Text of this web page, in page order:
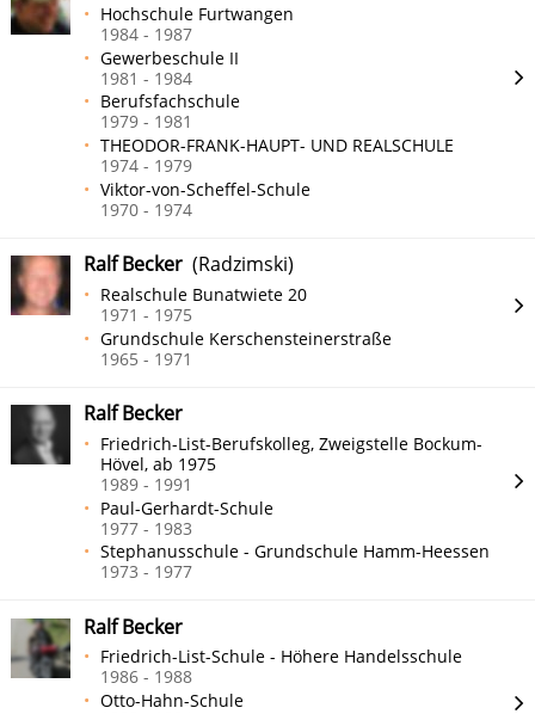
Hochschule Furtwangen
1984 - 1987
Gewerbeschule II
1981 - 1984
Berufsfachschule
1979 - 1981
THEODOR-FRANK-HAUPT- UND REALSCHULE
1974 - 1979
Viktor-von-Scheffel-Schule
1970 - 1974
Ralf Becker (Radzimski)
Realschule Bunatwiete 20
1971 - 1975
Grundschule Kerschensteinerstraße
1965 - 1971
Ralf Becker
Friedrich-List-Berufskolleg, Zweigstelle Bockum-
Hövel, ab 1975
1989 - 1991
Paul-Gerhardt-Schule
1977 - 1983
Stephanusschule - Grundschule Hamm-Heessen
1973 - 1977
Ralf Becker
Friedrich-List-Schule - Höhere Handelsschule
1986 - 1988
Otto-Hahn-Schule